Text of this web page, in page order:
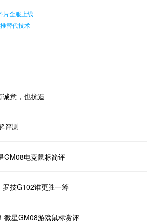
片全服上线
替代技术
意，也抗造
评测
GM08电竞鼠标简评
罗技G102谁更胜一筹
微星GM08游戏鼠标赏评